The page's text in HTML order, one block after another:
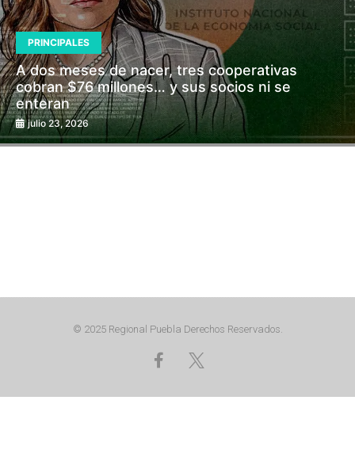
PRINCIPALES
A dos meses de nacer, tres cooperativas
cobran $76 millones… y sus socios ni se
enteran
julio 23, 2026
© 2025 Regional Puebla Derechos Reservados.